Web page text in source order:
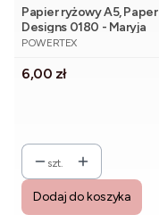
Papier ryżowy A5, Paper
Designs 0180 - Maryja
PRODUCENT
POWERTEX
Cena
6,00 zł
szt.
Dodaj do koszyka